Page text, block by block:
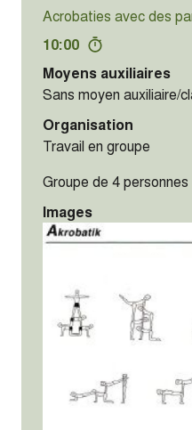
Acrobaties avec des
10:00
Moyens auxiliaires
Sans moyen auxiliaire/
Organisation
Travail en groupe
Groupe de 4 personnes
Images